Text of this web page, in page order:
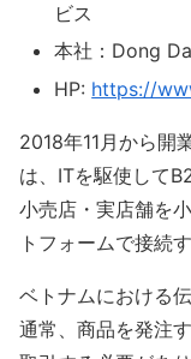
ビス
本社：Dong
HP: https://
2018年11月から開
は、ITを駆使して
小売店・実店舗を
トフォームで接続
ベトナムにおける
通常、商品を発注